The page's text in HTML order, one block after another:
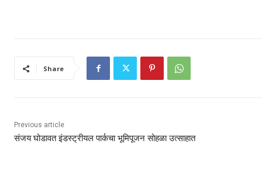
Share
Previous article
संजय घोडावत इंडस्ट्रीयल पार्कचा भूमिपूजन सोहळा उत्साहात